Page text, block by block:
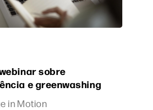
sobre
e greenwashing
in Motion